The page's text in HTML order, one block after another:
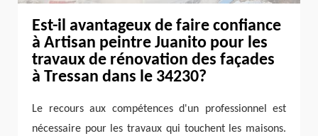
Est-il avantageux de faire confiance
à Artisan peintre Juanito pour les
travaux de rénovation des façades
à Tressan dans le 34230?
Le recours aux compétences d'un professionnel est
nécessaire pour les travaux qui touchent les maisons.